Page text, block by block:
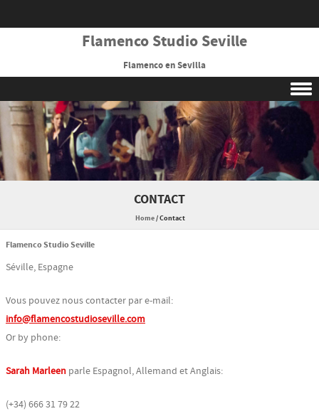
Flamenco Studio Seville
Flamenco en Sevilla
Skip to content
CONTACT
Home/Contact
Flamenco Studio Seville
Séville, Espagne
Vous pouvez nous contacter par e-mail:
info@flamencostudioseville.com
Or by phone:
Sarah Marleen parle Espagnol, Allemand et Anglais:
(+34) 666 31 79 22